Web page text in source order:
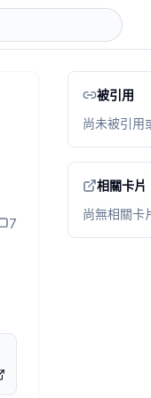
。
把 agent 常犯的
7
被引用
尚未被引用
相關卡片
尚無相關卡